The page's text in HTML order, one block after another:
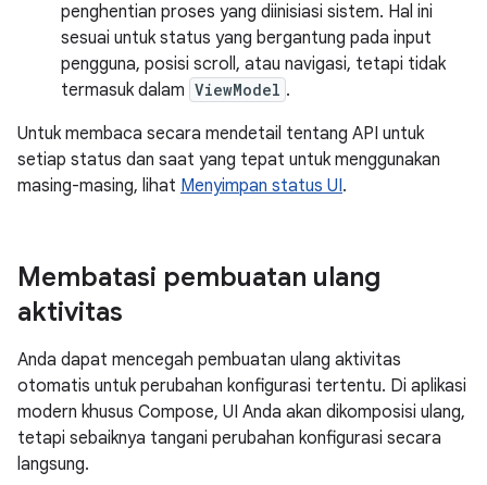
penghentian proses yang diinisiasi sistem. Hal ini
sesuai untuk status yang bergantung pada input
pengguna, posisi scroll, atau navigasi, tetapi tidak
termasuk dalam ViewModel .
Untuk membaca secara mendetail tentang API untuk
setiap status dan saat yang tepat untuk menggunakan
masing-masing, lihat Menyimpan status UI.
Membatasi pembuatan ulang
aktivitas
Anda dapat mencegah pembuatan ulang aktivitas
otomatis untuk perubahan konfigurasi tertentu. Di aplikasi
modern khusus Compose, UI Anda akan dikomposisi ulang,
tetapi sebaiknya tangani perubahan konfigurasi secara
langsung.